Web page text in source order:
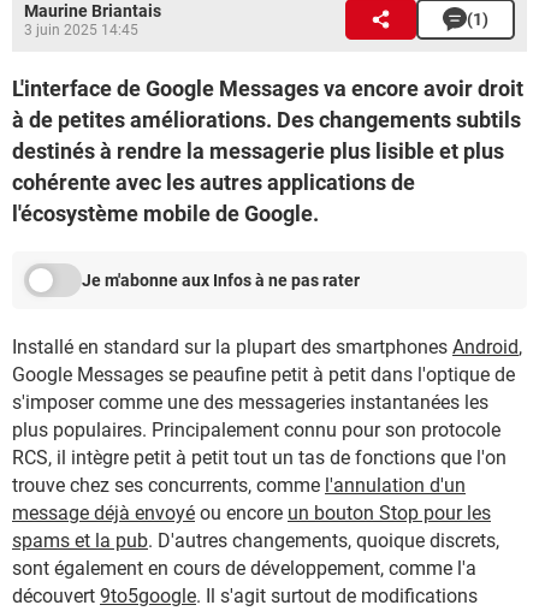
Maurine Briantais
3 juin 2025 14:45
(1)
L'interface de Google Messages va encore avoir droit
à de petites améliorations. Des changements subtils
destinés à rendre la messagerie plus lisible et plus
cohérente avec les autres applications de
l'écosystème mobile de Google.
Je m'abonne aux Infos à ne pas rater
Installé en standard sur la plupart des smartphones Android,
Google Messages se peaufine petit à petit dans l'optique de
s'imposer comme une des messageries instantanées les
plus populaires. Principalement connu pour son protocole
RCS, il intègre petit à petit tout un tas de fonctions que l'on
trouve chez ses concurrents, comme l'annulation d'un
message déjà envoyé ou encore un bouton Stop pour les
spams et la pub. D'autres changements, quoique discrets,
sont également en cours de développement, comme l'a
découvert 9to5google. Il s'agit surtout de modifications